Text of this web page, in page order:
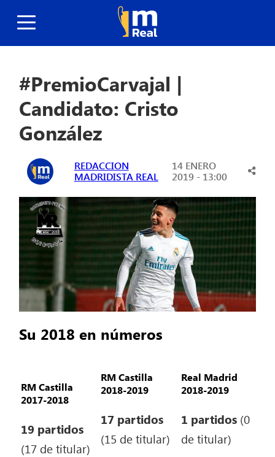
#PremioCarvajal |
Candidato: Cristo
González
REDACCION
MADRIDISTA REAL
14 ENERO
2019 - 13:00
Su 2018 en números
RM Castilla
2017-2018
19 partidos
(17 de titular)
RM Castilla
2018-2019
17 partidos
(15 de titular)
Real Madrid
2018-2019
1 partidos (0
de titular)